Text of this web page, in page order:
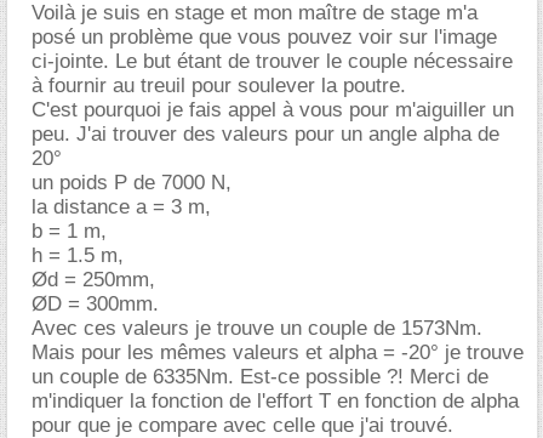
Voilà je suis en stage et mon maître de stage m'a
posé un problème que vous pouvez voir sur l'image
ci-jointe. Le but étant de trouver le couple nécessaire
à fournir au treuil pour soulever la poutre.
C'est pourquoi je fais appel à vous pour m'aiguiller un
peu. J'ai trouver des valeurs pour un angle alpha de
20°
un poids P de 7000 N,
la distance a = 3 m,
b = 1 m,
h = 1.5 m,
Ød = 250mm,
ØD = 300mm.
Avec ces valeurs je trouve un couple de 1573Nm.
Mais pour les mêmes valeurs et alpha = -20° je trouve
un couple de 6335Nm. Est-ce possible ?! Merci de
m'indiquer la fonction de l'effort T en fonction de alpha
pour que je compare avec celle que j'ai trouvé.